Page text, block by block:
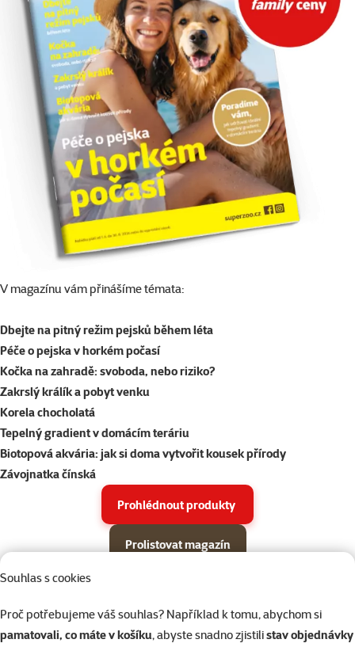
Souhlas s cookies
Proč potřebujeme váš souhlas? Například k tomu, abychom si
pamatovali, co máte v košíku, abyste snadno zjistilistav objednávky
V magazínu vám přinášíme témata:
Dbejte na pitný režim pejsků během léta
Péče o pejska v horkém počasí
Kočka na zahradě: svoboda, nebo riziko?
Zakrslý králík a pobyt venku
Korela chocholatá
Tepelný gradient v domácím teráriu
Biotopová akvária: jak si doma vytvořit kousek přírody
Závojnatka čínská
Prohlédnout produkty
Prolistovat magazín
Podkategorie
Psi